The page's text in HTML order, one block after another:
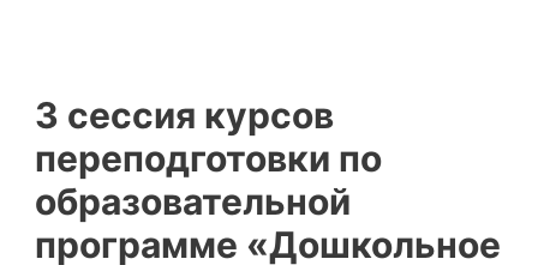
3 сессия курсов
переподготовки по
образовательной
программе «Дошкольное